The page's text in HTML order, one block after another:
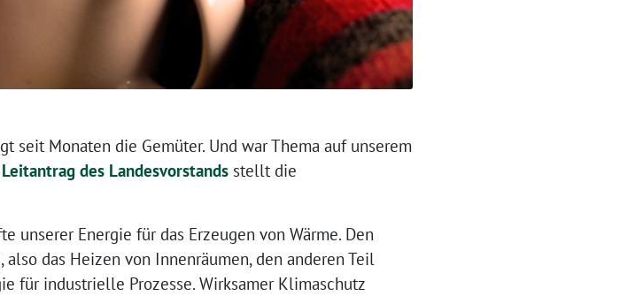
seit Monaten die Gemüter. Und war Thema auf unserem
Leitantrag des Landesvorstands stellt die
unserer Energie für das Erzeugen von Wärme. Den
das Heizen von Innenräumen, den anderen Teil
für industrielle Prozesse. Wirksamer Klimaschutz